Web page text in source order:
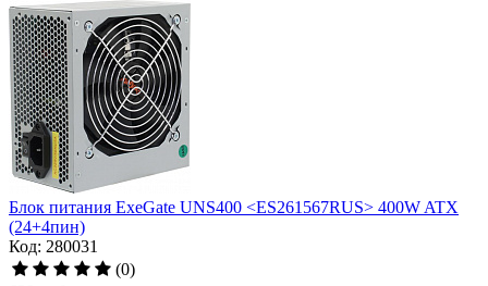
Блок питания ExeGate UNS400 <ES261567RUS> 400W ATX
(24+4пин)
Код: 280031
(0)